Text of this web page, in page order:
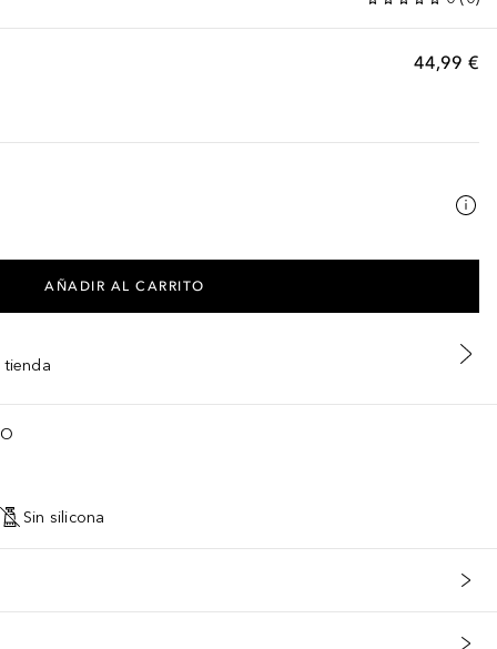
44,99 €
AÑADIR AL CARRITO
tienda
Sin silicona
Gel Cleanser: aqua, glycerin, cocamidopropyl